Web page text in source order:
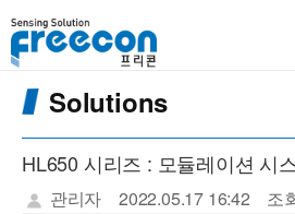
Solutions
HL650 시리즈 : 모듈레이션 시
관리자 2022.05.17 16:42 조